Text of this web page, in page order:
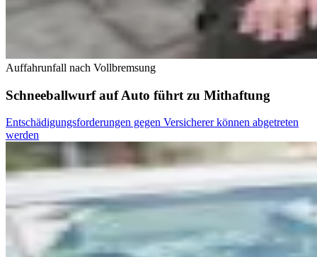
Auffahrunfall nach Vollbremsung
Schneeballwurf auf Auto führt zu Mithaftung
Entschädigungsforderungen gegen Versicherer können abgetreten
werden